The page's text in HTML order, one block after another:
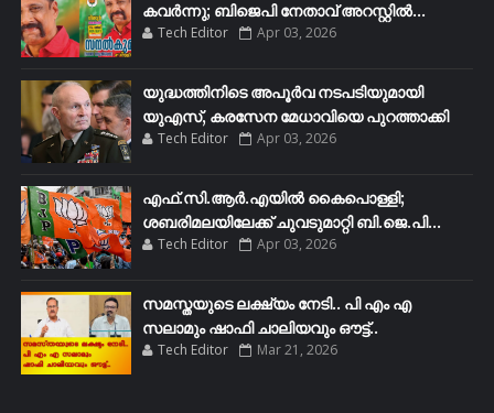
കവർന്നു; ബിജെപി നേതാവ് അറസ്റ്റിൽ...
Tech Editor Apr 03, 2026
യുദ്ധത്തിനിടെ അപൂർവ നടപടിയുമായി
യുഎസ്, കരസേന മേധാവിയെ പുറത്താക്കി
Tech Editor Apr 03, 2026
എഫ്​.സി.ആർ.എയിൽ കൈപൊള്ളി;
ശബരിമലയിലേക്ക്​ ചുവടുമാറ്റി ബി.ജെ.പി...
Tech Editor Apr 03, 2026
സമസ്തയുടെ ലക്ഷ്യം നേടി.. പി എം എ
സലാമും ഷാഫി ചാലിയവും ഔട്ട്..
Tech Editor Mar 21, 2026